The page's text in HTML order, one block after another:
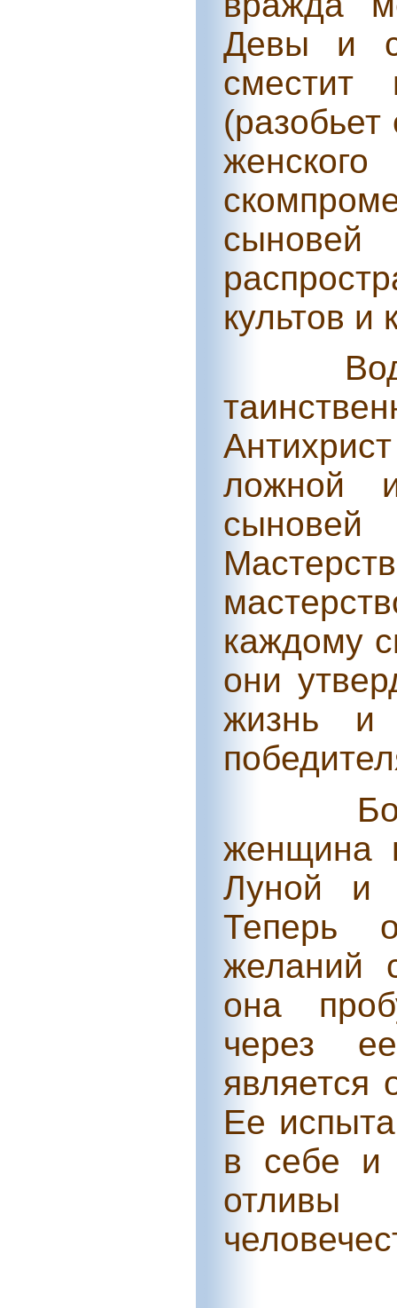
Девы и
сместит
сыновей
культов и
ложной
сыновей
каждому
они
жизнь и
женщина
Луной и
Теперь
желаний
она
через
является
Ее
в себе и
отливы